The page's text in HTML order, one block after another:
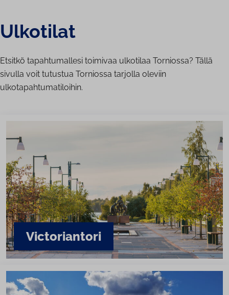
Ulkotilat
Etsitkö tapahtumallesi toimivaa ulkotilaa Torniossa? Tällä
sivulla voit tutustua Torniossa tarjolla oleviin
ulkotapahtumatiloihin.
Vic­to­rian­to­ri